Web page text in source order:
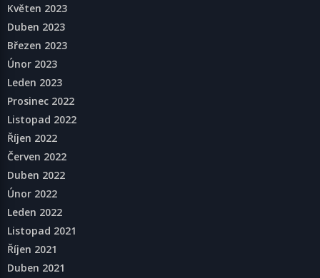
Květen 2023
Duben 2023
Březen 2023
Únor 2023
Leden 2023
Prosinec 2022
Listopad 2022
Říjen 2022
Červen 2022
Duben 2022
Únor 2022
Leden 2022
Listopad 2021
Říjen 2021
Duben 2021